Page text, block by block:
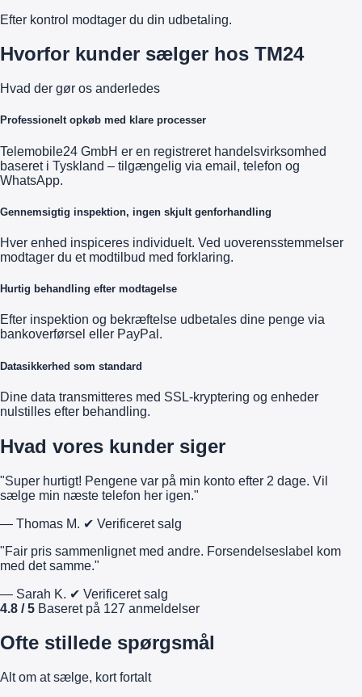
Efter kontrol modtager du din udbetaling.
Hvorfor kunder sælger hos TM24
Hvad der gør os anderledes
Professionelt opkøb med klare processer
Telemobile24 GmbH er en registreret handelsvirksomhed
baseret i Tyskland – tilgængelig via email, telefon og
WhatsApp.
Gennemsigtig inspektion, ingen skjult genforhandling
Hver enhed inspiceres individuelt. Ved uoverensstemmelser
modtager du et modtilbud med forklaring.
Hurtig behandling efter modtagelse
Efter inspektion og bekræftelse udbetales dine penge via
bankoverførsel eller PayPal.
Datasikkerhed som standard
Dine data transmitteres med SSL-kryptering og enheder
nulstilles efter behandling.
Hvad vores kunder siger
"Super hurtigt! Pengene var på min konto efter 2 dage. Vil
sælge min næste telefon her igen."
— Thomas M. ✔ Verificeret salg
"Fair pris sammenlignet med andre. Forsendelseslabel kom
med det samme."
— Sarah K. ✔ Verificeret salg
4.8 / 5 Baseret på 127 anmeldelser
Ofte stillede spørgsmål
Alt om at sælge, kort fortalt